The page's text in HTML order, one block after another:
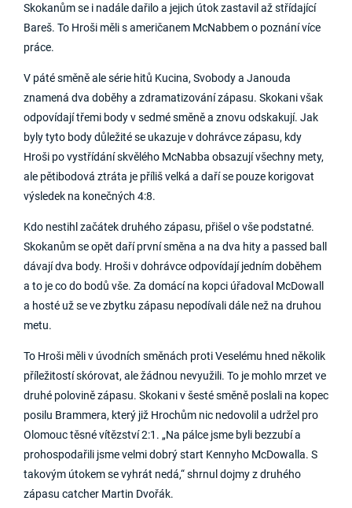
Skokanům se i nadále dařilo a jejich útok zastavil až střídající
Bareš. To Hroši měli s američanem McNabbem o poznání více
práce.
V páté směně ale série hitů Kucina, Svobody a Janouda
znamená dva doběhy a zdramatizování zápasu. Skokani však
odpovídají třemi body v sedmé směně a znovu odskakují. Jak
byly tyto body důležité se ukazuje v dohrávce zápasu, kdy
Hroši po vystřídání skvělého McNabba obsazují všechny mety,
ale pětibodová ztráta je příliš velká a daří se pouze korigovat
výsledek na konečných 4:8.
Kdo nestihl začátek druhého zápasu, přišel o vše podstatné.
Skokanům se opět daří první směna a na dva hity a passed ball
dávají dva body. Hroši v dohrávce odpovídají jedním doběhem
a to je co do bodů vše. Za domácí na kopci úřadoval McDowall
a hosté už se ve zbytku zápasu nepodívali dále než na druhou
metu.
To Hroši měli v úvodních směnách proti Veselému hned několik
příležitostí skórovat, ale žádnou nevyužili. To je mohlo mrzet ve
druhé polovině zápasu. Skokani v šesté směně poslali na kopec
posilu Brammera, který již Hrochům nic nedovolil a udržel pro
Olomouc těsné vítězství 2:1. „Na pálce jsme byli bezzubí a
prohospodařili jsme velmi dobrý start Kennyho McDowalla. S
takovým útokem se vyhrát nedá,“ shrnul dojmy z druhého
zápasu catcher Martin Dvořák.